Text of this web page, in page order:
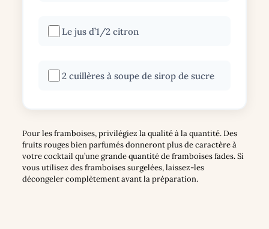
Le jus d’1/2 citron
2 cuillères à soupe de sirop de sucre
Pour les framboises, privilégiez la qualité à la quantité. Des
fruits rouges bien parfumés donneront plus de caractère à
votre cocktail qu’une grande quantité de framboises fades. Si
vous utilisez des framboises surgelées, laissez-les
décongeler complètement avant la préparation.